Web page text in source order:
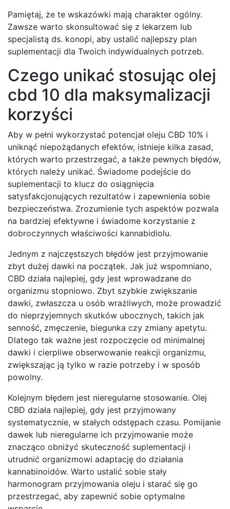
Pamiętaj, że te wskazówki mają charakter ogólny.
Zawsze warto skonsultować się z lekarzem lub
specjalistą ds. konopi, aby ustalić najlepszy plan
suplementacji dla Twoich indywidualnych potrzeb.
Czego unikać stosując olej
cbd 10 dla maksymalizacji
korzyści
Aby w pełni wykorzystać potencjał oleju CBD 10% i
uniknąć niepożądanych efektów, istnieje kilka zasad,
których warto przestrzegać, a także pewnych błędów,
których należy unikać. Świadome podejście do
suplementacji to klucz do osiągnięcia
satysfakcjonujących rezultatów i zapewnienia sobie
bezpieczeństwa. Zrozumienie tych aspektów pozwala
na bardziej efektywne i świadome korzystanie z
dobroczynnych właściwości kannabidiolu.
Jednym z najczęstszych błędów jest przyjmowanie
zbyt dużej dawki na początek. Jak już wspomniano,
CBD działa najlepiej, gdy jest wprowadzane do
organizmu stopniowo. Zbyt szybkie zwiększanie
dawki, zwłaszcza u osób wrażliwych, może prowadzić
do nieprzyjemnych skutków ubocznych, takich jak
senność, zmęczenie, biegunka czy zmiany apetytu.
Dlatego tak ważne jest rozpoczęcie od minimalnej
dawki i cierpliwe obserwowanie reakcji organizmu,
zwiększając ją tylko w razie potrzeby i w sposób
powolny.
Kolejnym błędem jest nieregularne stosowanie. Olej
CBD działa najlepiej, gdy jest przyjmowany
systematycznie, w stałych odstępach czasu. Pomijanie
dawek lub nieregularne ich przyjmowanie może
znacząco obniżyć skuteczność suplementacji i
utrudnić organizmowi adaptację do działania
kannabinoidów. Warto ustalić sobie stały
harmonogram przyjmowania oleju i starać się go
przestrzegać, aby zapewnić sobie optymalne